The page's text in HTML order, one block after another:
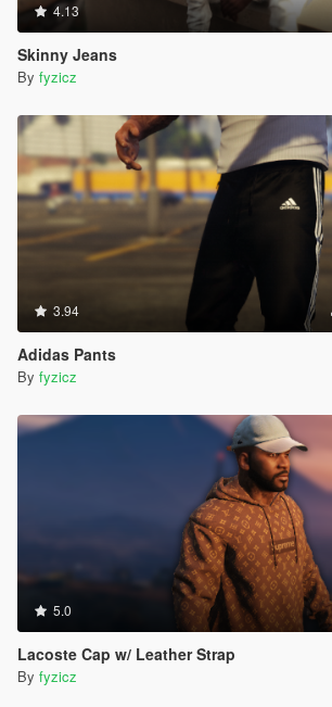
4.13
Skinny Jeans
By fyzicz
3.94
Adidas Pants
By fyzicz
5.0
Lacoste Cap w/ Leather Strap
By fyzicz